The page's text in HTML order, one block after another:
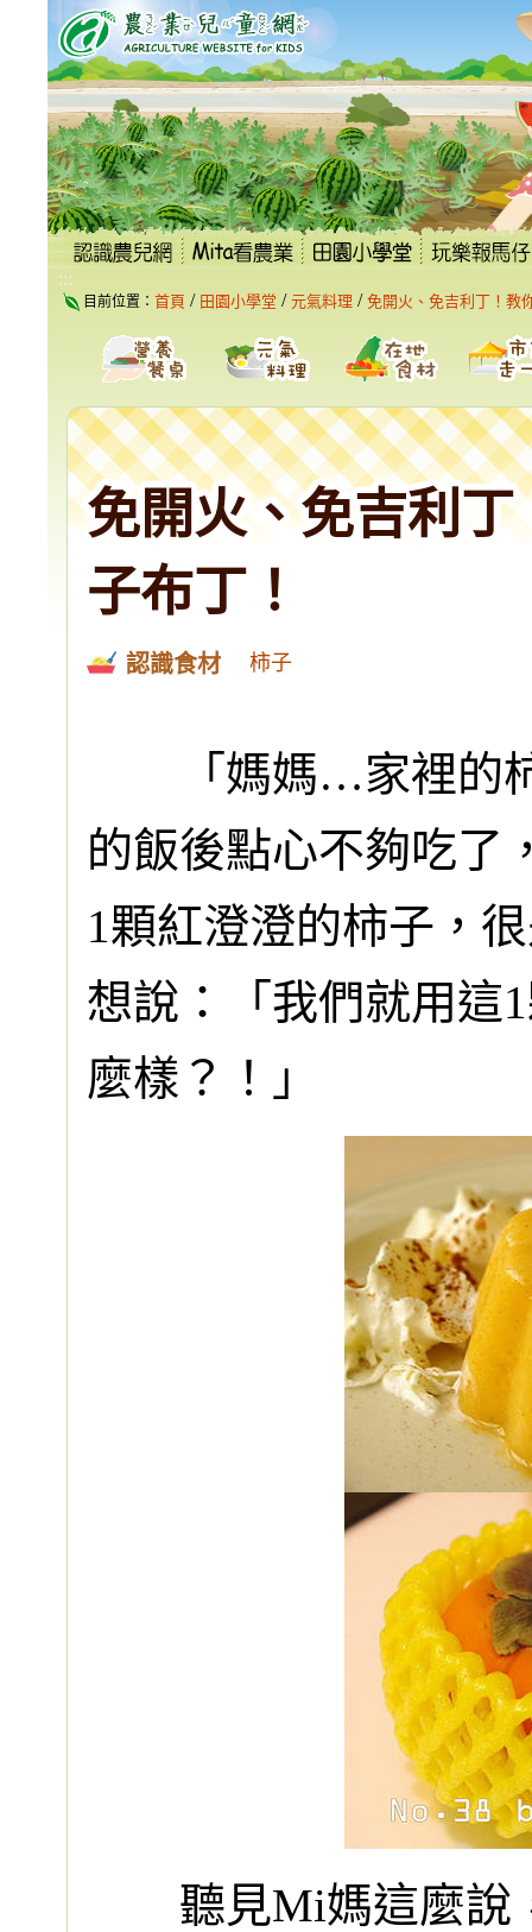
到
主
要
內
容
區
塊
:::
目前位置： 首頁 / 田園小學堂 / 元氣料理 / 免開火、免吉利丁！教
免開火、免吉利
子布丁！
認識食材 柿子
「媽媽…家裡的柿
的飯後點心不夠吃了
1顆紅澄澄的柿子，
想說：「我們就用這
麼樣？！」
聽見Mi媽這麼說